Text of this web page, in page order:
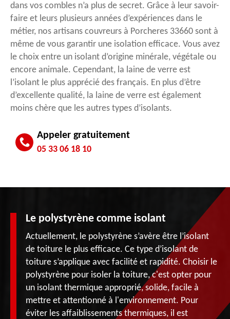
dans vos combles n’a plus de secret. Grâce à leur savoir-
faire et leurs plusieurs années d’expériences dans le
métier, nos artisans couvreurs à Porcheres 33660 sont à
même de vous garantir une isolation efficace. Vous avez
le choix entre un isolant d’origine minérale, végétale ou
encore animale. Cependant, la laine de verre est
l’isolant le plus apprécié des français. En plus d’être
d’excellente qualité, la laine de verre est également
moins chère que les autres types d’isolants.
Appeler gratuitement
05 33 06 18 10
Le polystyrène comme isolant
Actuellement, le polystyrène s’avère être l’isolant
de toiture le plus efficace. Ce type d’isolant de
toiture s’applique avec facilité et rapidité. Choisir le
polystyrène pour isoler la toiture, c'est opter pour
un isolant thermique approprié, solide, facile à
mettre et attentionné à l'environnement. Pour
éviter les affaiblissements thermiques, il est